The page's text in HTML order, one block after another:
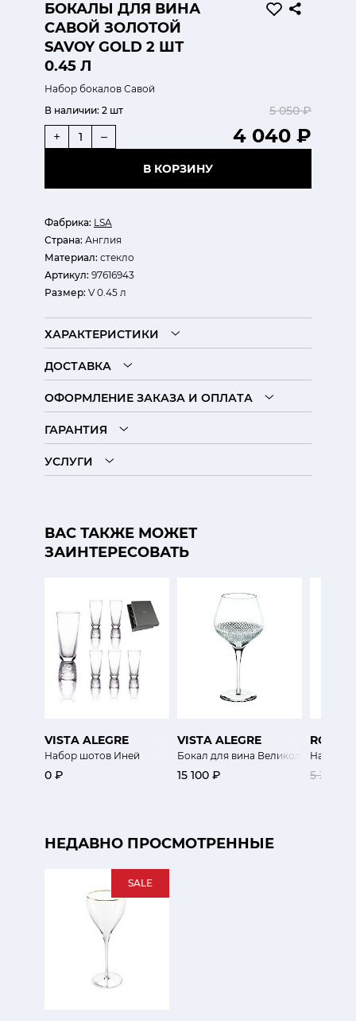
БОКАЛЫ ДЛЯ ВИНА
САВОЙ ЗОЛОТОЙ
SAVOY GOLD 2 ШТ
0.45 Л
Набор бокалов Савой
Фабрика: LSA
Страна: Англия
Материал: стекло
Артикул: 97616943
Размер: V 0.45 л
В наличии: 2 шт 5 050 ₽
4 040 ₽
+ –
В КОРЗИНУ
ХАРАКТЕРИСТИКИ
ДОСТАВКА
ОФОРМЛЕНИЕ ЗАКАЗА И ОПЛАТА
ГАРАНТИЯ
УСЛУГИ
ВАС ТАКЖЕ МОЖЕТ
ЗАИНТЕРЕСОВАТЬ
VISTA ALEGRE
Набор шотов Иней
0 ₽
VISTA ALEGRE
Бокал для вина Великолепие
15 100 ₽
RCR
Набор
5 350 ₽
НЕДАВНО ПРОСМОТРЕННЫЕ
SALE